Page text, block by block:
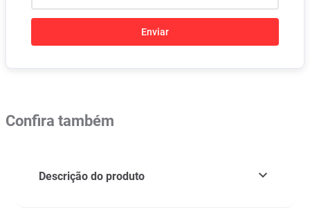
Enviar
Confira também
Descrição do produto